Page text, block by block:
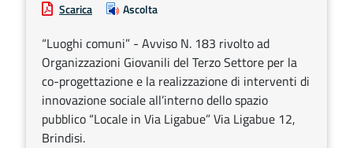
Scarica Ascolta
“Luoghi comuni” - Avviso N. 183 rivolto ad
Organizzazioni Giovanili del Terzo Settore per la
co-progettazione e la realizzazione di interventi di
innovazione sociale all’interno dello spazio
pubblico “Locale in Via Ligabue” Via Ligabue 12,
Brindisi.